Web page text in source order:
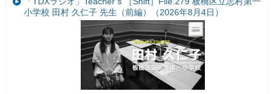
小学校 田村 久仁子 先生（前編）（2026年8月4日）